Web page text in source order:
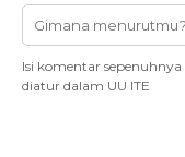
Isi komentar
diatur dalam UU ITE